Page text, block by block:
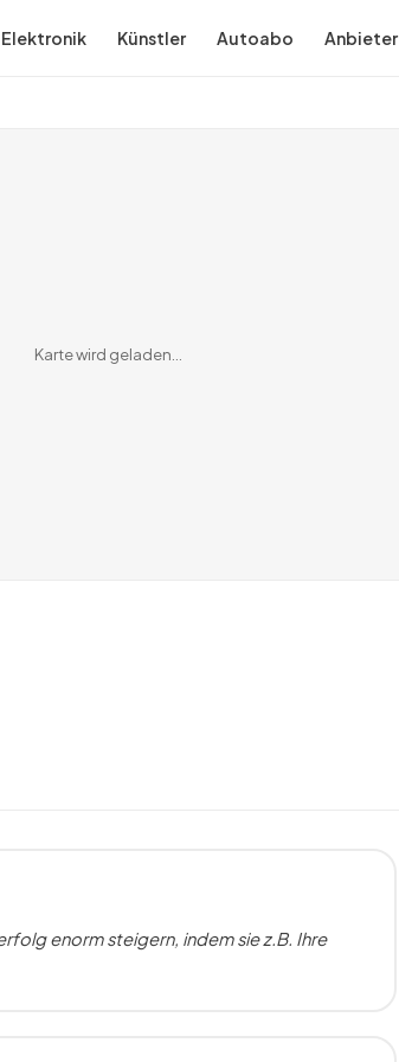
Elektronik Künstler Autoabo Anbieter
Karte wird geladen…
enorm steigern, indem sie z.B. Ihre